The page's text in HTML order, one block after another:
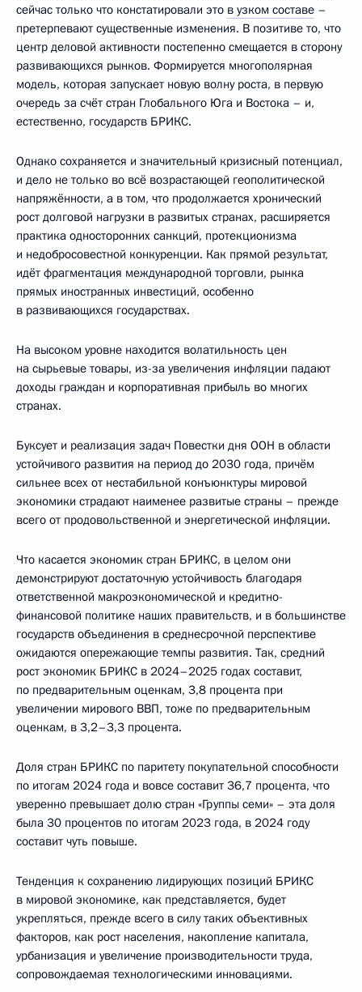
сейчас только что констатировали это в узком составе –
претерпевают существенные изменения. В позитиве то, что
центр деловой активности постепенно смещается в сторону
развивающихся рынков. Формируется многополярная
модель, которая запускает новую волну роста, в первую
очередь за счёт стран Глобального Юга и Востока – и,
естественно, государств БРИКС.
Однако сохраняется и значительный кризисный потенциал,
и дело не только во всё возрастающей геополитической
напряжённости, а в том, что продолжается хронический
рост долговой нагрузки в развитых странах, расширяется
практика односторонних санкций, протекционизма
и недобросовестной конкуренции. Как прямой результат,
идёт фрагментация международной торговли, рынка
прямых иностранных инвестиций, особенно
в развивающихся государствах.
На высоком уровне находится волатильность цен
на сырьевые товары, из-за увеличения инфляции падают
доходы граждан и корпоративная прибыль во многих
странах.
Буксует и реализация задач Повестки дня ООН в области
устойчивого развития на период до 2030 года, причём
сильнее всех от нестабильной конъюнктуры мировой
экономики страдают наименее развитые страны – прежде
всего от продовольственной и энергетической инфляции.
Что касается экономик стран БРИКС, в целом они
демонстрируют достаточную устойчивость благодаря
ответственной макроэкономической и кредитно-
финансовой политике наших правительств, и в большинстве
государств объединения в среднесрочной перспективе
ожидаются опережающие темпы развития. Так, средний
рост экономик БРИКС в 2024–2025 годах составит,
по предварительным оценкам, 3,8 процента при
увеличении мирового ВВП, тоже по предварительным
оценкам, в 3,2–3,3 процента.
Доля стран БРИКС по паритету покупательной способности
по итогам 2024 года и вовсе составит 36,7 процента, что
уверенно превышает долю стран «Группы семи» – эта доля
была 30 процентов по итогам 2023 года, в 2024 году
составит чуть повыше.
Тенденция к сохранению лидирующих позиций БРИКС
в мировой экономике, как представляется, будет
укрепляться, прежде всего в силу таких объективных
факторов, как рост населения, накопление капитала,
урбанизация и увеличение производительности труда,
сопровождаемая технологическими инновациями.